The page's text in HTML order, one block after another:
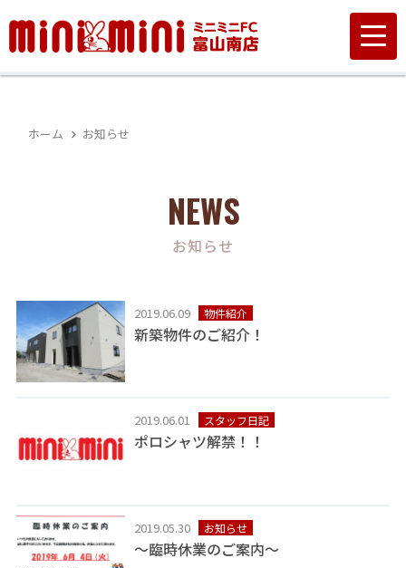
ホーム お知らせ
NEWS
お知らせ
2019.06.09 物件紹介
新築物件のご紹介！
2019.06.01 スタッフ日記
ポロシャツ解禁！！
2019.05.30 お知らせ
～臨時休業のご案内～